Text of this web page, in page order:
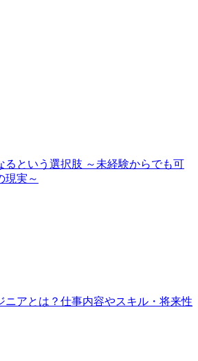
るという選択肢 ～未経験からでも可
現実～
ニアとは？仕事内容やスキル・将来性